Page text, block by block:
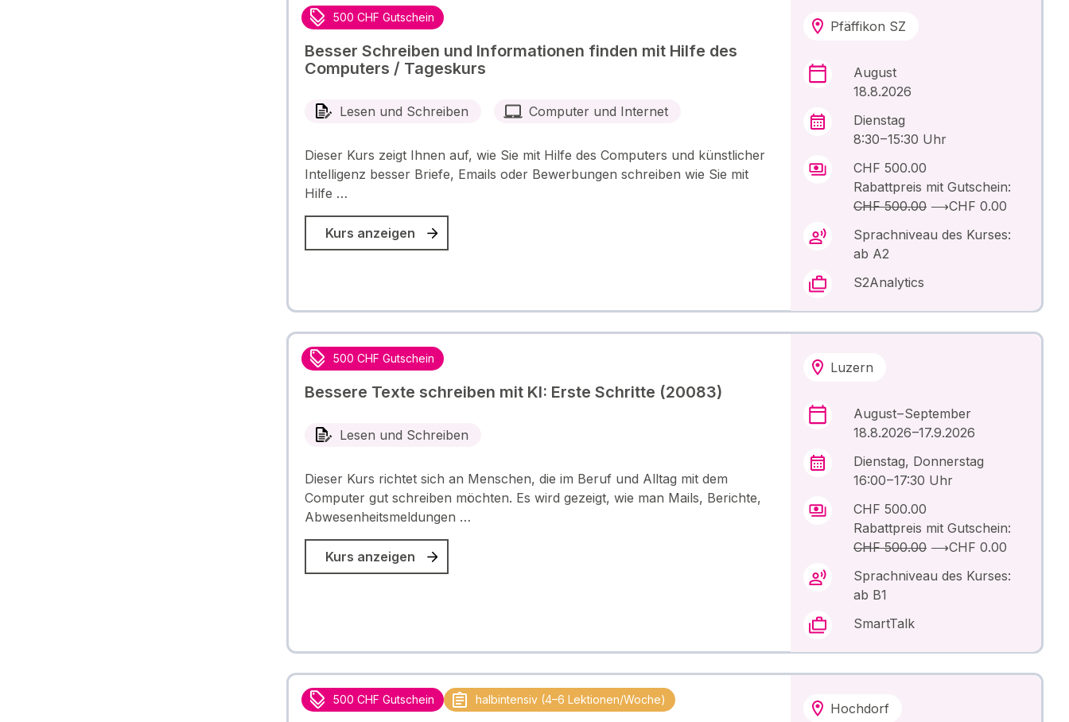
500 CHF Gutschein
Besser Schreiben und Informationen finden mit Hilfe des
Computers / Tageskurs
Lesen und Schreiben Computer und Internet
Dieser Kurs zeigt Ihnen auf, wie Sie mit Hilfe des Computers und künstlicher
Intelligenz besser Briefe, Emails oder Bewerbungen schreiben wie Sie mit
Hilfe …
Kurs anzeigen
Pfäffikon SZ
August
18.8.2026
Dienstag
8:30 – 15:30 Uhr
CHF 500.00
Rabattpreis mit Gutschein:
CHF 500.00 ⟶CHF 0.00
Sprachniveau des Kurses:
ab A2
S2Analytics
500 CHF Gutschein
Bessere Texte schreiben mit KI: Erste Schritte (20083)
Lesen und Schreiben
Dieser Kurs richtet sich an Menschen, die im Beruf und Alltag mit dem
Computer gut schreiben möchten. Es wird gezeigt, wie man Mails, Berichte,
Abwesenheitsmeldungen …
Kurs anzeigen
Luzern
August – September
18.8.2026 –17.9.2026
Dienstag, Donnerstag
16:00 – 17:30 Uhr
CHF 500.00
Rabattpreis mit Gutschein:
CHF 500.00 ⟶CHF 0.00
Sprachniveau des Kurses:
ab B1
SmartTalk
500 CHF Gutschein halbintensiv (4–6 Lektionen/Woche)
Hochdorf